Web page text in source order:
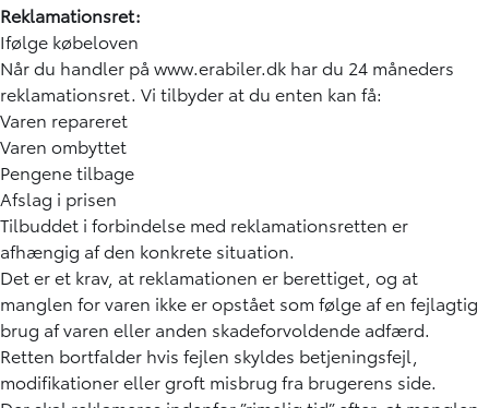
Reklamationsret:
Ifølge købeloven
Når du handler på www.erabiler.dk har du 24 måneders
reklamationsret. Vi tilbyder at du enten kan få:
Varen repareret
Varen ombyttet
Pengene tilbage
Afslag i prisen
Tilbuddet i forbindelse med reklamationsretten er
afhængig af den konkrete situation.
Det er et krav, at reklamationen er berettiget, og at
manglen for varen ikke er opstået som følge af en fejlagtig
brug af varen eller anden skadeforvoldende adfærd.
Retten bortfalder hvis fejlen skyldes betjeningsfejl,
modifikationer eller groft misbrug fra brugerens side.